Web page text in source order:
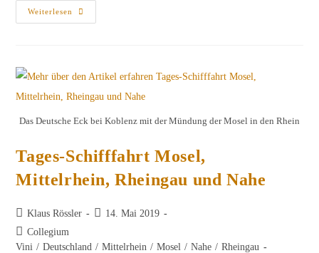
Weiterlesen
Einladung
Zu
2018
Das Deutsche Eck bei Koblenz mit der Mündung der Mosel in den Rhein
Tages-Schifffahrt Mosel,
Mittelrhein, Rheingau und Nahe
Beitrags-
Autor:
Klaus Rössler
Beitrag
14. Mai 2019
Beitrags-
Kategorie:
Collegium
Vini / Deutschland / Mittelrhein / Mosel / Nahe / Rheingau